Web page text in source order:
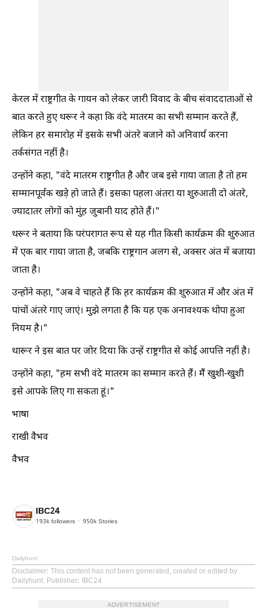
केरल में राष्ट्रगीत के गायन को लेकर जारी विवाद के बीच संवाददाताओं से
बात करते हुए थरूर ने कहा कि वंदे मातरम का सभी सम्मान करते हैं,
लेकिन हर समारोह में इसके सभी अंतरे बजाने को अनिवार्य करना
तर्कसंगत नहीं है।
उन्होंने कहा, "वंदे मातरम राष्ट्रगीत है और जब इसे गाया जाता है तो हम
सम्मानपूर्वक खड़े हो जाते हैं। इसका पहला अंतरा या शुरुआती दो अंतरे,
ज्यादातर लोगों को मुंह जुबानी याद होते हैं।"
थरूर ने बताया कि परंपरागत रूप से यह गीत किसी कार्यक्रम की शुरुआत
में एक बार गाया जाता है, जबकि राष्ट्रगान अलग से, अक्सर अंत में बजाया
जाता है।
उन्होंने कहा, "अब वे चाहते हैं कि हर कार्यक्रम की शुरुआत में और अंत में
पांचों अंतरे गाए जाएं। मुझे लगता है कि यह एक अनावश्यक थोपा हुआ
नियम है।"
थारूर ने इस बात पर जोर दिया कि उन्हें राष्ट्रगीत से कोई आपत्ति नहीं है।
उन्होंने कहा, "हम सभी वंदे मातरम का सम्मान करते हैं। मैं खुशी-खुशी
इसे आपके लिए गा सकता हूं।"
भाषा
राखी वैभव
वैभव
IBC24
193k followers 950k Stories
Dailyhunt
Disclaimer: This content has not been generated, created or edited by
Dailyhunt. Publisher: IBC24
ADVERTISEMENT